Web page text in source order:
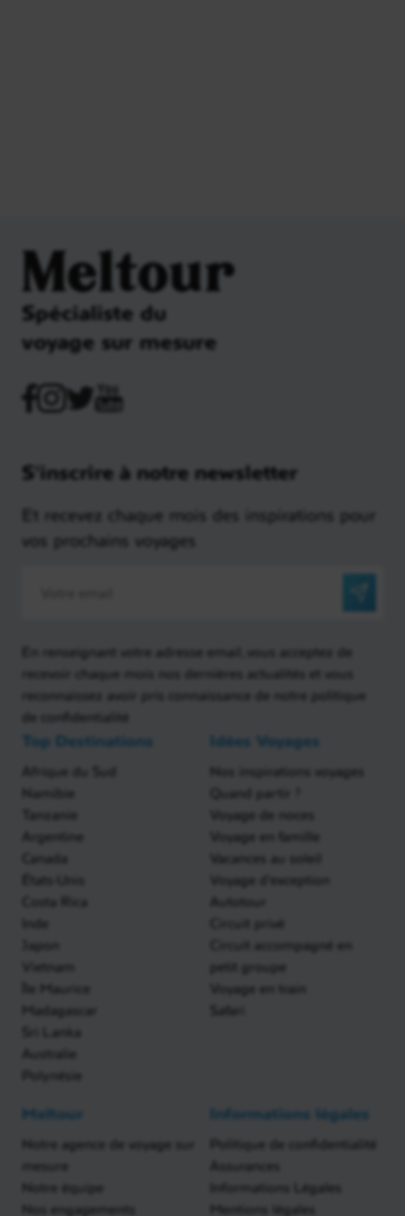
Meltour
Spécialiste du
voyage sur mesure
S'inscrire à notre newsletter
Et recevez chaque mois des inspirations pour
vos prochains voyages
En renseignant votre adresse email, vous acceptez de
recevoir chaque mois nos dernières actualités et vous
reconnaissez avoir pris connaissance de notre politique
de confidentialité
Top Destinations
Afrique du Sud
Namibie
Tanzanie
Argentine
Canada
États-Unis
Costa Rica
Inde
Japon
Vietnam
Île Maurice
Madagascar
Sri Lanka
Australie
Polynésie
Idées Voyages
Nos inspirations voyages
Quand partir ?
Voyage de noces
Voyage en famille
Vacances au soleil
Voyage d'exception
Autotour
Circuit privé
Circuit accompagné en
petit groupe
Voyage en train
Safari
Meltour
Notre agence de voyage sur
mesure
Notre équipe
Nos engagements
Informations légales
Politique de confidentialité
Assurances
Informations Légales
Mentions légales